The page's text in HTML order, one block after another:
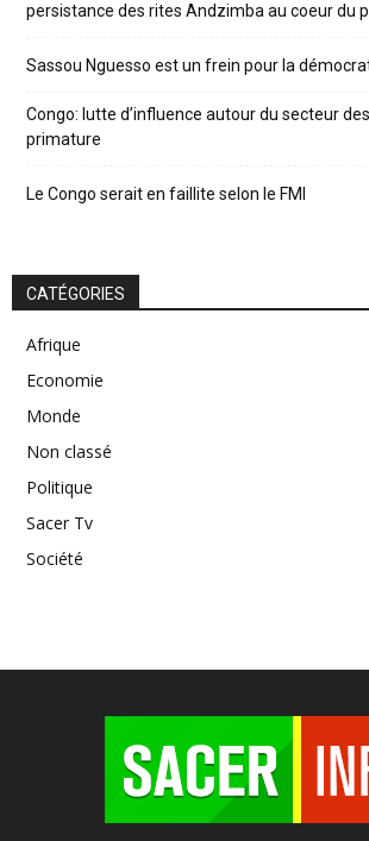
persistance des rites Andzimba au coeur du
Sassou Nguesso est un frein pour la
Congo: lutte d’influence autour du secteur
primature
Le Congo serait en faillite selon le FMI
CATÉGORIES
Afrique
Economie
Monde
Non classé
Politique
Sacer Tv
Société